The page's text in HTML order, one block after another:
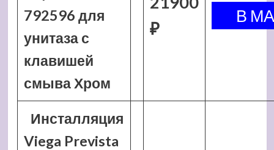
792596 для
унитаза с
клавишей
смыва Хром
₽
Инсталляция
Viega Prevista